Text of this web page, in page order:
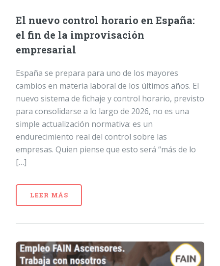
El nuevo control horario en España:
el fin de la improvisación
empresarial
España se prepara para uno de los mayores
cambios en materia laboral de los últimos años. El
nuevo sistema de fichaje y control horario, previsto
para consolidarse a lo largo de 2026, no es una
simple actualización normativa: es un
endurecimiento real del control sobre las
empresas. Quien piense que esto será “más de lo
[…]
LEER MÁS